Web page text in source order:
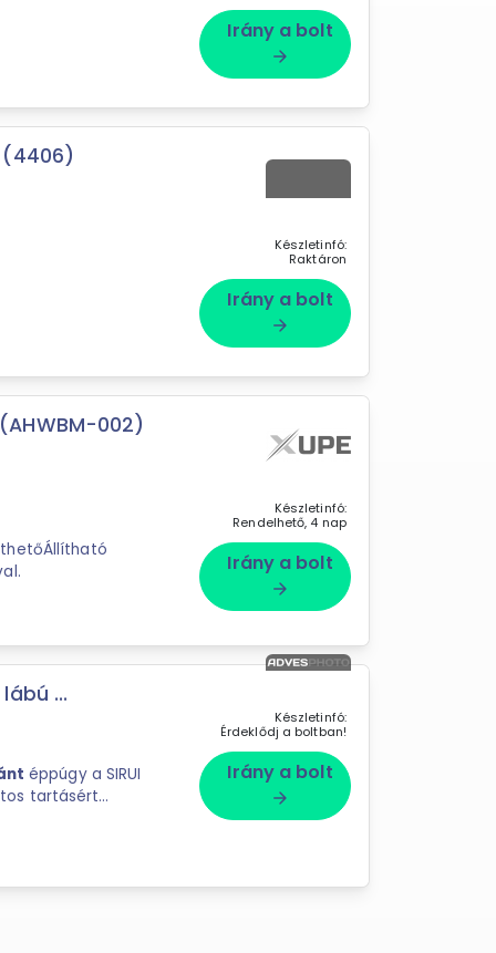
Irány a bolt
arrow_forward
(4406)
Készletinfó:
Raktáron
Irány a bolt
arrow_forward
002)
Készletinfó:
Rendelhető, 4 nap
Irány a bolt
arrow_forward
...
éppúgy a SIRUI
Készletinfó:
Érdeklődj a boltban!
Irány a bolt
arrow_forward